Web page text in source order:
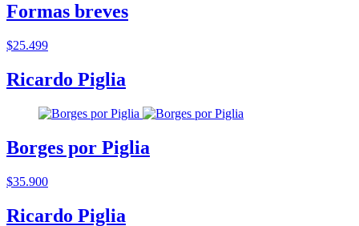
Formas breves
$25.499
Ricardo Piglia
Borges por Piglia
$35.900
Ricardo Piglia